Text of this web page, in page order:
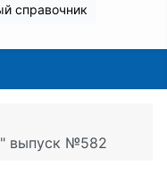
справочник
выпуск №582